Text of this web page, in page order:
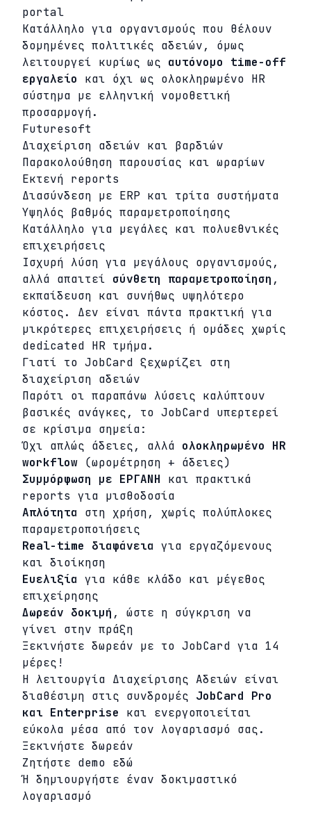
portal
Κατάλληλο για οργανισμούς που θέλουν
δομημένες πολιτικές αδειών, όμως
λειτουργεί κυρίως ως αυτόνομο time-off
εργαλείο και όχι ως ολοκληρωμένο HR
σύστημα με ελληνική νομοθετική
προσαρμογή.
Futuresoft
Διαχείριση αδειών και βαρδιών
Παρακολούθηση παρουσίας και ωραρίων
Εκτενή reports
Διασύνδεση με ERP και τρίτα συστήματα
Υψηλός βαθμός παραμετροποίησης
Κατάλληλο για μεγάλες και πολυεθνικές
επιχειρήσεις
Ισχυρή λύση για μεγάλους οργανισμούς,
αλλά απαιτεί σύνθετη παραμετροποίηση ,
εκπαίδευση και συνήθως υψηλότερο
κόστος. Δεν είναι πάντα πρακτική για
μικρότερες επιχειρήσεις ή ομάδες χωρίς
dedicated HR τμήμα.
Γιατί το JobCard ξεχωρίζει στη
διαχείριση αδειών
Παρότι οι παραπάνω λύσεις καλύπτουν
βασικές ανάγκες, το JobCard υπερτερεί
σε κρίσιμα σημεία:
Όχι απλώς άδειες, αλλά ολοκληρωμένο HR
workflow (ωρομέτρηση + άδειες)
Συμμόρφωση με ΕΡΓΑΝΗ και πρακτικά
reports για μισθοδοσία
Απλότητα στη χρήση, χωρίς πολύπλοκες
παραμετροποιήσεις
Real-time διαφάνεια για εργαζόμενους
και διοίκηση
Ευελιξία για κάθε κλάδο και μέγεθος
επιχείρησης
Δωρεάν δοκιμή , ώστε η σύγκριση να
γίνει στην πράξη
Ξεκινήστε δωρεάν με το JobCard για 14
μέρες!
Η λειτουργία Διαχείρισης Αδειών είναι
διαθέσιμη στις συνδρομές JobCard Pro
και Enterprise και ενεργοποιείται
εύκολα μέσα από τον λογαριασμό σας.
Ξεκινήστε δωρεάν
Ζητήστε demo εδώ
Ή δημιουργήστε έναν δοκιμαστικό
λογαριασμό